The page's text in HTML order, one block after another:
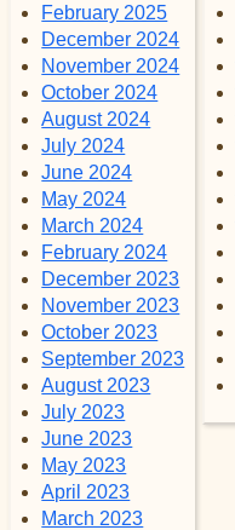
February 2025
December 2024
November 2024
October 2024
August 2024
July 2024
June 2024
May 2024
March 2024
February 2024
December 2023
November 2023
October 2023
September 2023
August 2023
July 2023
June 2023
May 2023
April 2023
March 2023